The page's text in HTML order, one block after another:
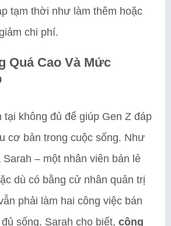
tạm thời như làm thêm hoặc
chi phí.
Quá Cao Và Mức
không đủ để giúp Gen Z đáp
cơ bản trong cuộc sống. Như
– một nhân viên bán lẻ
dù có bằng cử nhân quản trị
phải làm hai công việc bán
sống. Sarah cho biết, công